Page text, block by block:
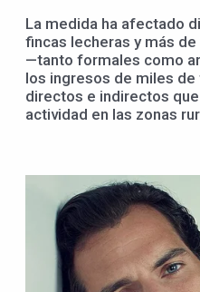
La medida ha afectado
fincas lecheras y más
—tanto formales como
los ingresos de miles
directos e indirectos
actividad en las zonas